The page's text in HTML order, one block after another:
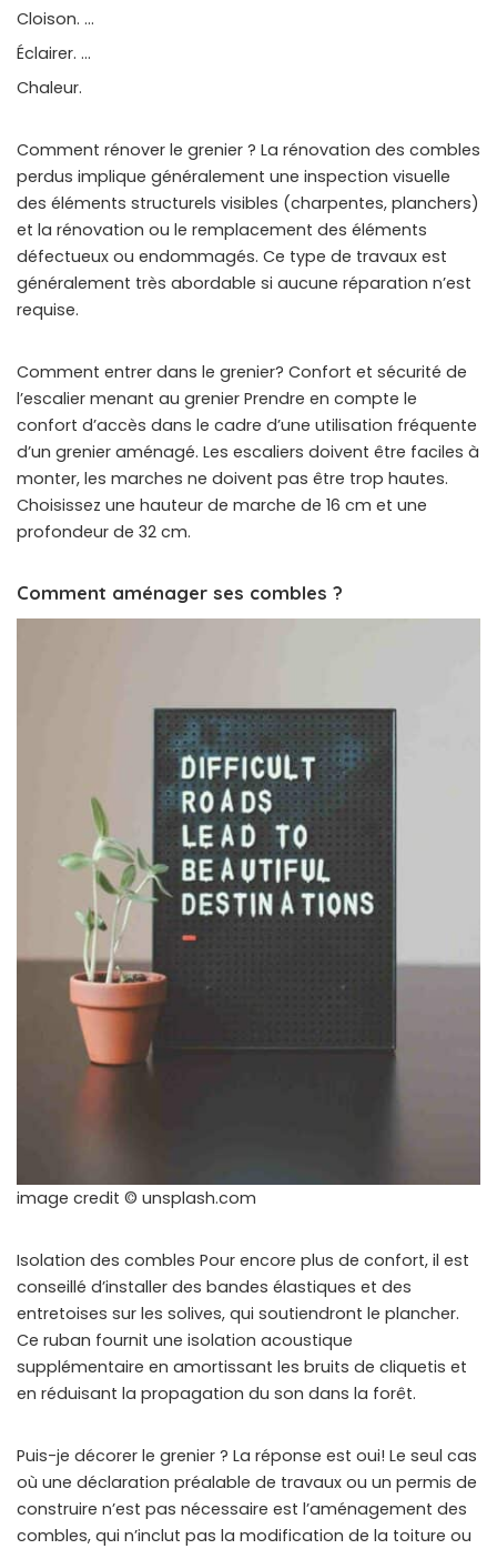
Cloison. …
Éclairer. …
Chaleur.
Comment rénover le grenier ? La rénovation des combles
perdus implique généralement une inspection visuelle
des éléments structurels visibles (charpentes, planchers)
et la rénovation ou le remplacement des éléments
défectueux ou endommagés. Ce type de travaux est
généralement très abordable si aucune réparation n’est
requise.
Comment entrer dans le grenier? Confort et sécurité de
l’escalier menant au grenier Prendre en compte le
confort d’accès dans le cadre d’une utilisation fréquente
d’un grenier aménagé. Les escaliers doivent être faciles à
monter, les marches ne doivent pas être trop hautes.
Choisissez une hauteur de marche de 16 cm et une
profondeur de 32 cm.
Comment aménager ses combles ?
image credit © unsplash.com
Isolation des combles Pour encore plus de confort, il est
conseillé d’installer des bandes élastiques et des
entretoises sur les solives, qui soutiendront le plancher.
Ce ruban fournit une isolation acoustique
supplémentaire en amortissant les bruits de cliquetis et
en réduisant la propagation du son dans la forêt.
Puis-je décorer le grenier ? La réponse est oui! Le seul cas
où une déclaration préalable de travaux ou un permis de
construire n’est pas nécessaire est l’aménagement des
combles, qui n’inclut pas la modification de la toiture ou